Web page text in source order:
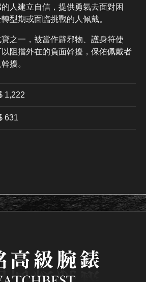
人建立自信，提供勇氣去面對困
型期或面臨挑戰的人佩戴。
之一，被當作辟邪物、護身符使
阻擋外在的負面幹擾，保佑佩戴者
擾。
1,222
631